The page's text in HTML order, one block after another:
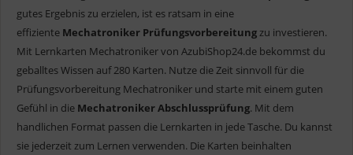
gutes Ergebnis zu erzielen, ist es ratsam in eine
effiziente Mechatroniker Prüfungsvorbereitungzu investieren.
Mit Lernkarten Mechatroniker von AzubiShop24.de bekommst du
geballtes Wissen auf 280 Karten. Nutze die Zeit sinnvoll für die
Prüfungsvorbereitung Mechatroniker und starte mit einem guten
Gefühl in die Mechatroniker Abschlussprüfung. Mit dem
handlichen Format passen die Lernkarten in jede Tasche. Du kannst
sie jederzeit zum Lernen verwenden. Die Karten beinhalten